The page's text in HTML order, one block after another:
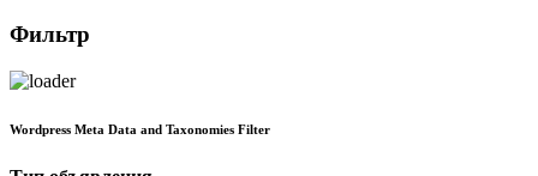
Фильтр
Wordpress Meta Data and Taxonomies Filter